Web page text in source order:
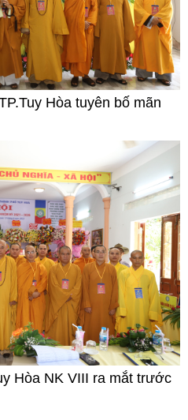
Hòa tuyên bố mãn
Hòa NK VIII ra mắt trước